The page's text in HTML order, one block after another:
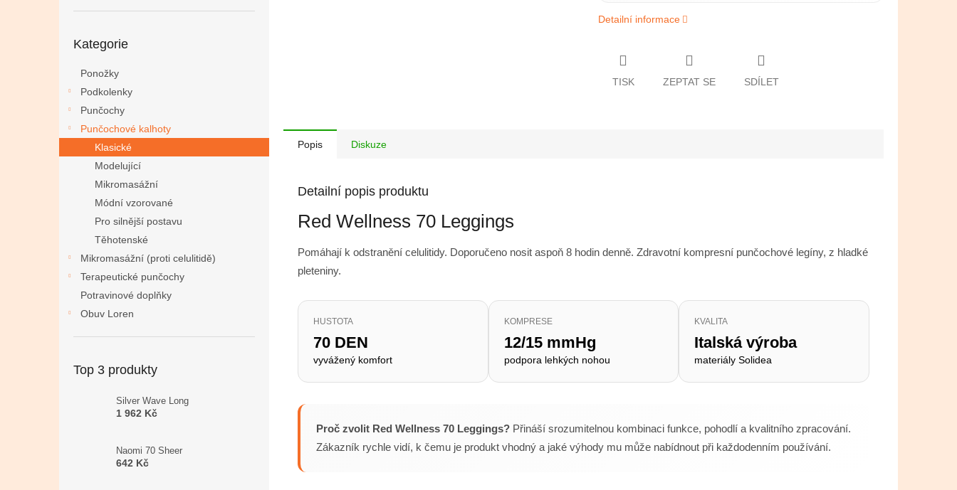
kategorie
Kategorie
Ponožky
Podkolenky
Punčochy
Punčochové kalhoty
Klasické
Modelující
Mikromasážní
Módní vzorované
Pro silnější postavu
Těhotenské
Mikromasážní (proti celulitidě)
Terapeutické punčochy
Potravinové doplňky
Obuv Loren
Top 3 produkty
Silver Wave Long
1 962 Kč
Naomi 70 Sheer
642 Kč
Detailní informace
TISK ZEPTAT SE SDÍLET
Popis Diskuze
Detailní popis produktu
Red Wellness 70 Leggings
Pomáhají k odstranění celulitidy. Doporučeno nosit aspoň 8 hodin denně. Zdravotní kompresní punčochové legíny, z hladké
pleteniny.
HUSTOTA
70 DEN
vyvážený komfort
KOMPRESE
12/15 mmHg
podpora lehkých nohou
KVALITA
Italská výroba
materiály Solidea
Proč zvolit Red Wellness 70 Leggings? Přináší srozumitelnou kombinaci funkce, pohodlí a kvalitního zpracování.
Zákazník rychle vidí, k čemu je produkt vhodný a jaké výhody mu může nabídnout při každodenním používání.